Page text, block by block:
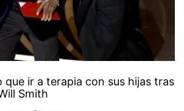
que ir a terapia con sus hijas tras
Smith